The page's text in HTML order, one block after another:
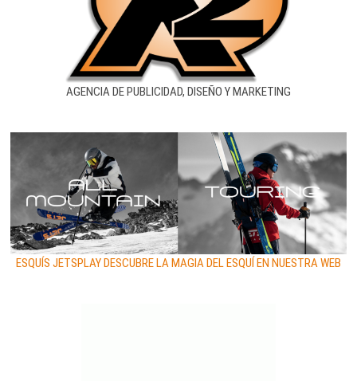
AGENCIA DE PUBLICIDAD, DISEÑO Y MARKETING
ESQUÍS JETSPLAY DESCUBRE LA MAGIA DEL ESQUÍ EN NUESTRA WEB